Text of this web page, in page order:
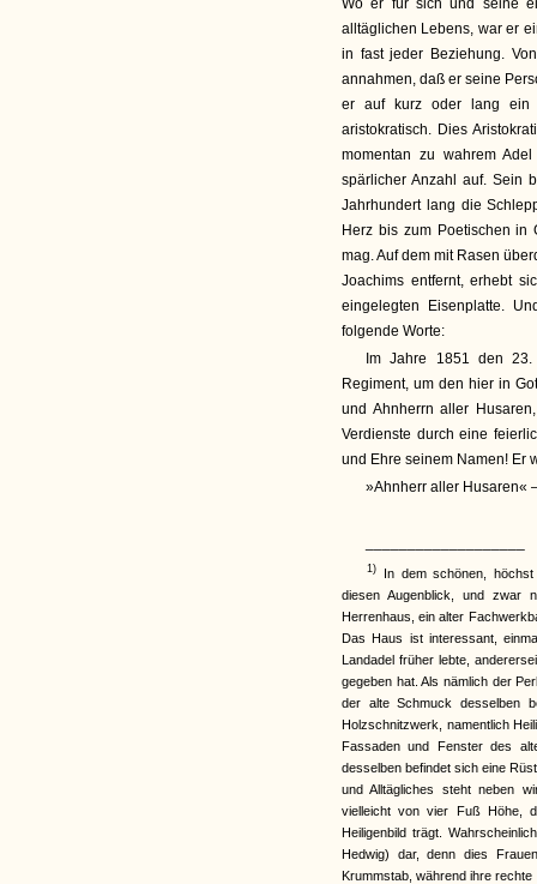
Wo er für sich und seine
alltäglichen Lebens, war er
in fast jeder Beziehung.
annahmen, daß er seine
er auf kurz oder lang ein
aristokratisch. Dies
momentan zu wahrem
spärlicher Anzahl auf. Sein
Jahrhundert lang die
Herz bis zum Poetischen in
mag. Auf dem mit Rasen
Joachims entfernt, erhebt
eingelegten Eisenplatte.
folgende Worte:
Im Jahre 1851 den
Regiment, um den hier in
und Ahnherrn aller
Verdienste durch eine
und Ehre seinem Namen! Er
»Ahnherr aller Husaren«
1) In dem schönen,
diesen Augenblick, und zwar
Herrenhaus, ein alter
Das Haus ist interessant,
Landadel früher lebte,
gegeben hat. Als nämlich der
der alte Schmuck desselben
Holzschnitzwerk, namentlich
Fassaden und Fenster des
desselben befindet sich eine
und Alltägliches steht neben
vielleicht von vier Fuß Höhe,
Heiligenbild trägt.
Hedwig) dar, denn dies
Krummstab, während ihre